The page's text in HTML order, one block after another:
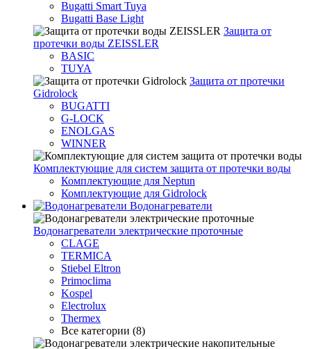
Bugatti Smart Tuya
Bugatti Base Light
Защита от
протечки воды ZEISSLER
BASIC
TUYA
Защита от протечки
Gidrolock
BUGATTI
G-LOCK
ENOLGAS
WINNER
Комплектующие для систем защита от протечки воды
Комплектующие для Neptun
Комплектующие для Gidrolock
Водонагреватели
Водонагреватeли электрические проточные
CLAGE
TERMICA
Stiebel Eltron
Primoclima
Kospel
Electrolux
Thermex
Все категории (8)